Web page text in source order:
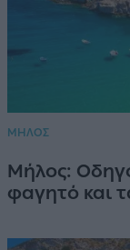
ΜΗΛΟΣ
Μήλος:
φαγητό και